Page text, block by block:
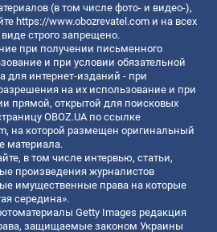
(в том числе фото- и видео-),
https://www.obozrevatel.com и на всех
строго запрещено.
при получении письменного
и при условии обязательной
для интернет-изданий - при
на их использование и при
прямой, открытой для поисковых
OBOZ.UA по ссылке
, на которой размещен оригинальный
материала.
в том числе интервью, статьи,
произведения журналистов
имущественные права на которые
середина».
Getty Images редакция
защищаемые законом Украины